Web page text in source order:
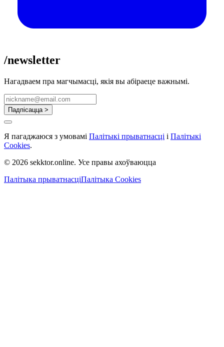
/newsletter
Нагадваем пра магчымасці, якія вы абіраеце важнымі.
Падпісацца >
Я пагаджаюся з умовамі Палітыкі прыватнасці і Палітыкі
Cookies.
© 2026 sekktor.online. Усе правы ахоўваюцца
Палітыка прыватнасціПалітыка Cookies